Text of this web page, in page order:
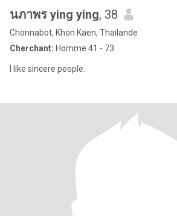
นภาพร ying ying, 38
Chonnabot, Khon Kaen, Thailande
Cherchant: Homme 41 - 73
I like sincere people.